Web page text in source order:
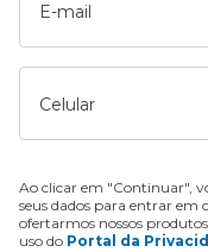
E-mail
Celular
Ao clicar em "Continuar",
seus dados para entrar
ofertarmos nossos
uso do Portal da